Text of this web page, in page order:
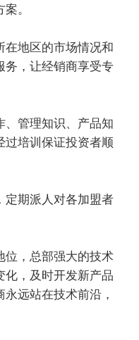
。
在地区的市场情况和
务，让经销商享受专
、管理知识、产品知
过培训保证投资者顺
定期派人对各加盟者
位，总部强大的技术
化，及时开发新产品
远站在技术前沿，